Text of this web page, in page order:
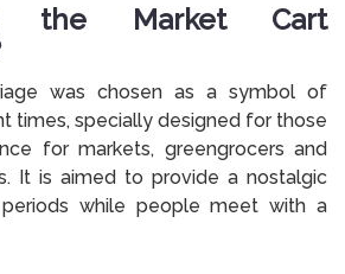
the Market Cart
was chosen as a symbol of
times, specially designed for those
for markets, greengrocers and
It is aimed to provide a nostalgic
while people meet with a